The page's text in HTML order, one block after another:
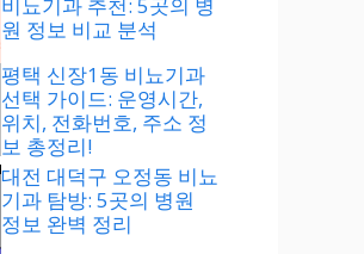
원 정보 비교 분석
평택 신장1동 비뇨기과
선택 가이드: 운영시간,
위치, 전화번호, 주소 정
보 총정리!
대전 대덕구 오정동 비뇨
기과 탐방: 5곳의 병원
정보 완벽 정리